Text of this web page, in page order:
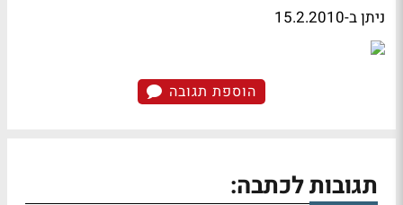
ניתן ב-15.2.2010
הוספת תגובה
תגובות לכתבה: